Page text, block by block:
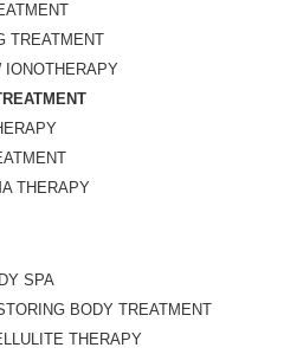
TREATMENT
IONOTHERAPY
THERAPY
SPA
BODY TREATMENT
THERAPY